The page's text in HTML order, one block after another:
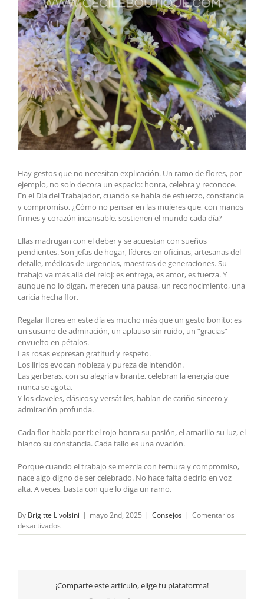
Hay gestos que no necesitan explicación. Un ramo de flores, por
ejemplo, no solo decora un espacio: honra, celebra y reconoce.
En el Día del Trabajador, cuando se habla de esfuerzo, constancia
y compromiso, ¿Cómo no pensar en las mujeres que, con manos
firmes y corazón incansable, sostienen el mundo cada día?
Ellas madrugan con el deber y se acuestan con sueños
pendientes. Son jefas de hogar, líderes en oficinas, artesanas del
detalle, médicas de urgencias, maestras de generaciones. Su
trabajo va más allá del reloj: es entrega, es amor, es fuerza. Y
aunque no lo digan, merecen una pausa, un reconocimiento, una
caricia hecha flor.
Regalar flores en este día es mucho más que un gesto bonito: es
un susurro de admiración, un aplauso sin ruido, un “gracias”
envuelto en pétalos.
Las rosas expresan gratitud y respeto.
Los lirios evocan nobleza y pureza de intención.
Las gerberas, con su alegría vibrante, celebran la energía que
nunca se agota.
Y los claveles, clásicos y versátiles, hablan de cariño sincero y
admiración profunda.
Cada flor habla por ti: el rojo honra su pasión, el amarillo su luz, el
blanco su constancia. Cada tallo es una ovación.
Porque cuando el trabajo se mezcla con ternura y compromiso,
nace algo digno de ser celebrado. No hace falta decirlo en voz
alta. A veces, basta con que lo diga un ramo.
By Brigitte Livolsini | mayo 2nd, 2025 | Consejos | Comentarios
desactivados
Flores
ideal
¡Comparte este artículo, elige tu plataforma!